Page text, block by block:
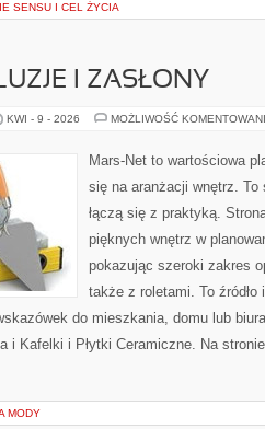
SENSU I CEL ŻYCIA
I ZASŁONY
KWI - 9 - 2026 MOŻLIWOŚĆ
Mars-Net to wartościowa
się na aranżacji wnętrz.
łączą się z praktyką.
pięknych wnętrz w
pokazując szeroki zakres
także z roletami. To
do mieszkania, domu lub
i Kafelki i Płytki Ceramiczne. Na
MODY